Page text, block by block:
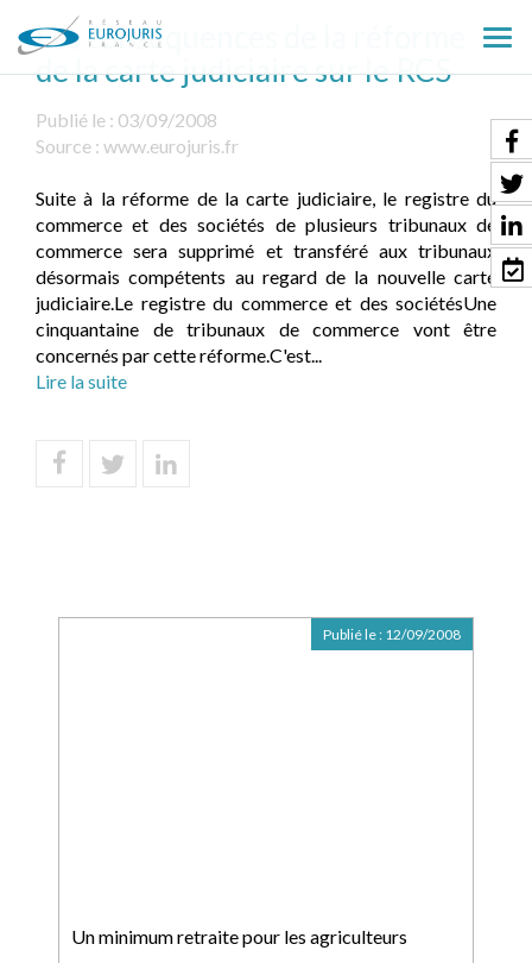
le
Les conséquences de la réforme
de la carte judiciaire sur le RCS
Publié le : 03/09/2008
Source : www.eurojuris.fr
Suite à la réforme de la carte judiciaire, le registre du
commerce et des sociétés de plusieurs tribunaux de
commerce sera supprimé et transféré aux tribunaux
désormais compétents au regard de la nouvelle carte
judiciaire.Le registre du commerce et des sociétésUne
cinquantaine de tribunaux de commerce vont être
concernés par cette réforme.C'est...
Lire la suite
Un minimum retraite pour les agriculteurs
Publié le : 12/09/2008